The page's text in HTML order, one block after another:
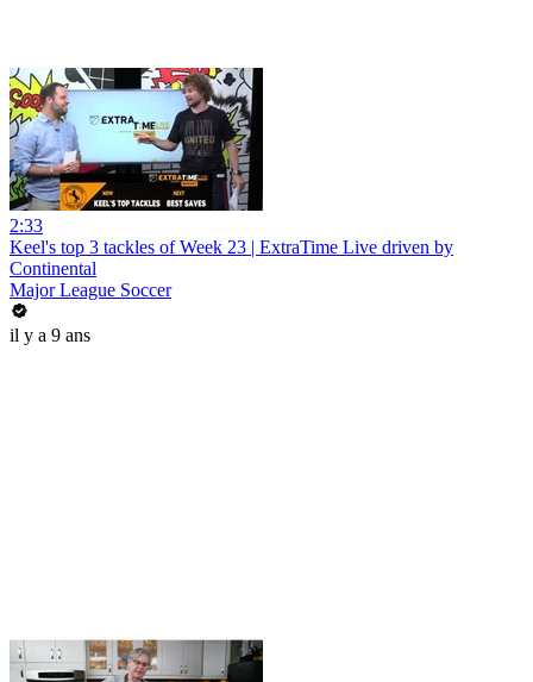
2:33
Keel's top 3 tackles of Week 23 | ExtraTime Live driven by
Continental
Major League Soccer
il y a 9 ans